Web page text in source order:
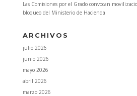
Las Comisiones por el Grado convocan
bloqueo del Ministerio de Hacienda
ARCHIVOS
julio 2026
junio 2026
mayo 2026
abril 2026
marzo 2026